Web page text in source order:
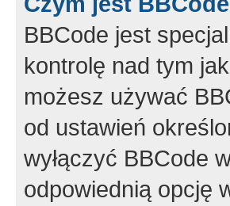
BBCode jest
kontrolę nad tym
możesz używać
od ustawień
wyłączyć BBCode
odpowiednią opcję